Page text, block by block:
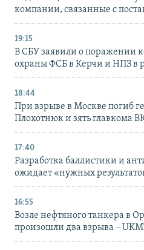
компании, связанные с
19:15
В СБУ заявили о поражении
охраны ФСБ в Керчи и НПЗ в
18:44
При взрыве в Москве погиб
Плохотнюк и зять главкома
17:40
Разработка баллистики и
ожидает «нужных
16:55
Возле нефтяного танкера в
произошли два взрыва –